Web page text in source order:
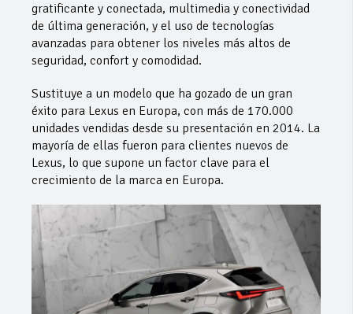
gratificante y conectada, multimedia y conectividad
de última generación, y el uso de tecnologías
avanzadas para obtener los niveles más altos de
seguridad, confort y comodidad.
Sustituye a un modelo que ha gozado de un gran
éxito para Lexus en Europa, con más de 170.000
unidades vendidas desde su presentación en 2014. La
mayoría de ellas fueron para clientes nuevos de
Lexus, lo que supone un factor clave para el
crecimiento de la marca en Europa.